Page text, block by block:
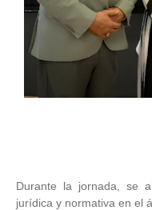
Durante la jornada, se
jurídica y normativa en el